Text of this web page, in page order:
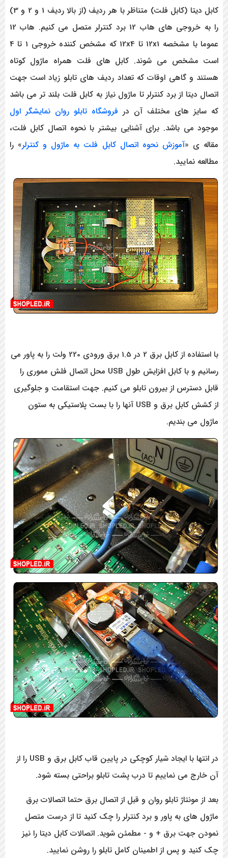
کابل دیتا (کابل فلت) متناظر با هر ردیف (از بالا ردیف 1 و 2 و 3)
را به خروجی های هاب 12 برد کنترلر متصل می کنیم. هاب 12
عموما با مشخصه 12x1 تا 12x4 که مشخص کننده خروجی 1 تا 4
می شوند. کابل های فلت همراه ماژول کوتاه
گاهی اوقات که تعداد ردیف های تابلو زیاد است جهت
از برد کنترلر تا ماژول نیاز به کابل فلت بلند تر می باشد
های مختلف آن درفروشگاه تابلو روان نمایشگر اول
باشد. برای آشنایی بیشتر با نحوه اتصال کابل فلت،
آموزش نحوه اتصال کابل فلت به ماژول و کنترلر» را
با استفاده از کابل برق 2 در 1.5 برق ورودی 220 ولت را به پاور می
رسانیم و با کابل افزایش طول USB محل اتصال فلش مموری را
از بیرون تابلو می کنیم. جهت استقامت و جلوگیری
از کشش کابل برق و USB آنها را با بست پلاستیکی به ستون
بندیم.
در انتها با ایجاد شیار کوچکی در پایین قاب کابل برق و USB را از
می نماییم تا درب پشت تابلو براحتی بسته شود.
تابلو روان و قبل از اتصال برق حتما اتصالات برق
به پاور و برد کنترلر را چک کنید تا از درست متصل
برق + و - مطمئن شوید. اتصالات کابل دیتا را نیز
و پس از اطمینان کامل تابلو را روشن نمایید.